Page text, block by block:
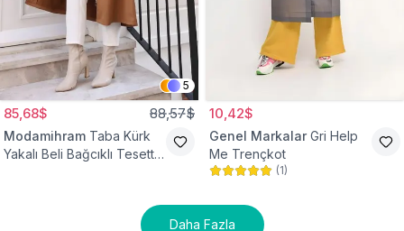
5
85,68$ 88,57$
Modamihram Taba Kürk
Yakalı Beli Bağcıklı Tesettür
10,42$
Genel Markalar Gri Help
Me Trençkot
(1)
Daha Fazla